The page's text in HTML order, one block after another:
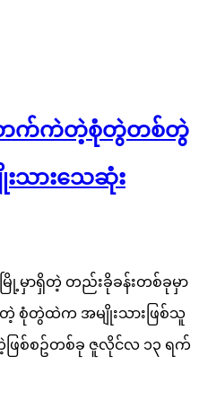
တက်ကဲတဲ့စုံတွဲတစ်တွဲ
းသားသေဆုံး
မြို့မှာရှိတဲ့ တည်းခိုခန်းတစ်ခုမှာ
တဲ့ စုံတွဲထဲက အမျိုးသားဖြစ်သူ
ြစ်စဥ်တစ်ခု ဇူလိုင်လ ၁၃ ရက်